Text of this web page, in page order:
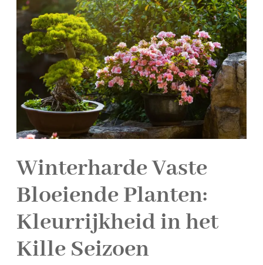
Winterharde Vaste
Bloeiende Planten:
Kleurrijkheid in het
Kille Seizoen